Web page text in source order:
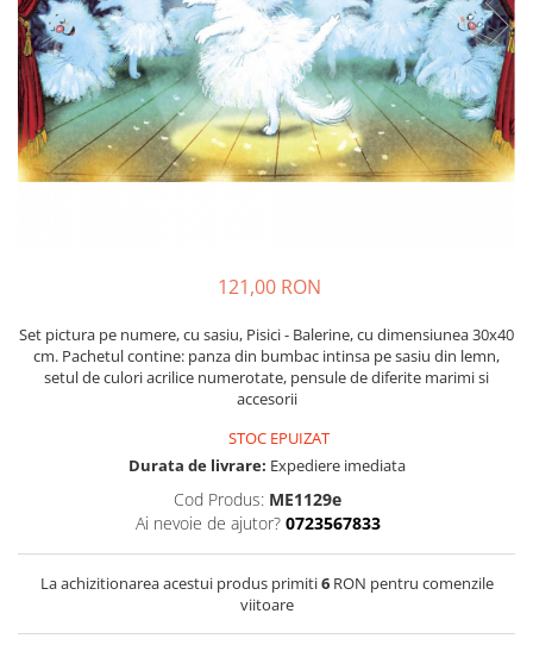
121,00 RON
Set pictura pe numere, cu sasiu, Pisici - Balerine, cu dimensiunea 30x40
cm. Pachetul contine: panza din bumbac intinsa pe sasiu din lemn,
setul de culori acrilice numerotate, pensule de diferite marimi si
accesorii
STOC EPUIZAT
Durata de livrare: Expediere imediata
Cod Produs: ME1129e
Ai nevoie de ajutor? 0723567833
La achizitionarea acestui produs primiti6RON pentru comenzile
viitoare